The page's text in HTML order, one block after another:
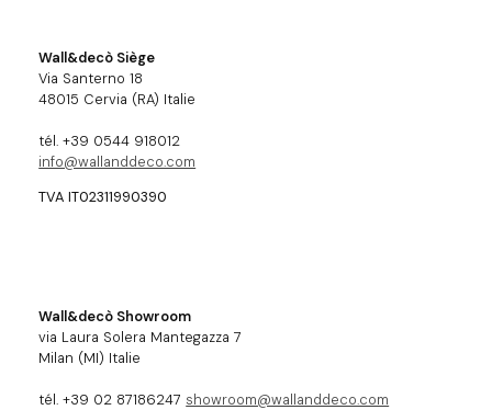
Wall&decò Siège
Via Santerno 18
48015 Cervia (RA) Italie
tél. +39 0544 918012
info@wallanddeco.com
TVA IT02311990390
Wall&decò Showroom
via Laura Solera Mantegazza 7
Milan (MI) Italie
tél. +39 02 87186247 showroom@wallanddeco.com